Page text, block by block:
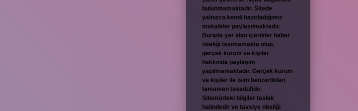
bulunmamaktadır. Sitede
yalnızca kendi hazırladığımız
makaleler paylaşılmaktadır.
Burada yer alan içerikler haber
niteliği taşımamakta olup,
gerçek kurum ve kişiler
hakkında paylaşım
yapılmamaktadır. Gerçek kurum
ve kişiler ile isim benzerlikleri
tamamen tesadüfidir.
Sitemizdeki bilgiler taslak
halindedir ve tavsiye niteliği